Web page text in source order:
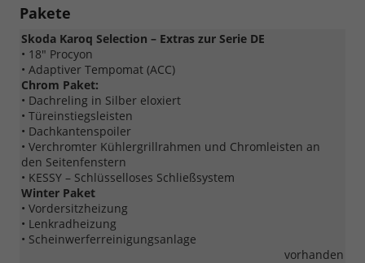
Pakete
Skoda Karoq Selection – Extras zur Serie DE
• 18" Procyon
• Adaptiver Tempomat (ACC)
Chrom Paket:
• Dachreling in Silber eloxiert
• Türeinstiegsleisten
• Dachkantenspoiler
• Verchromter Kühlergrillrahmen und Chromleisten an
den Seitenfenstern
• KESSY – Schlüsselloses Schließsystem
Winter Paket
• Vordersitzheizung
• Lenkradheizung
• Scheinwerferreinigungsanlage
vorhanden